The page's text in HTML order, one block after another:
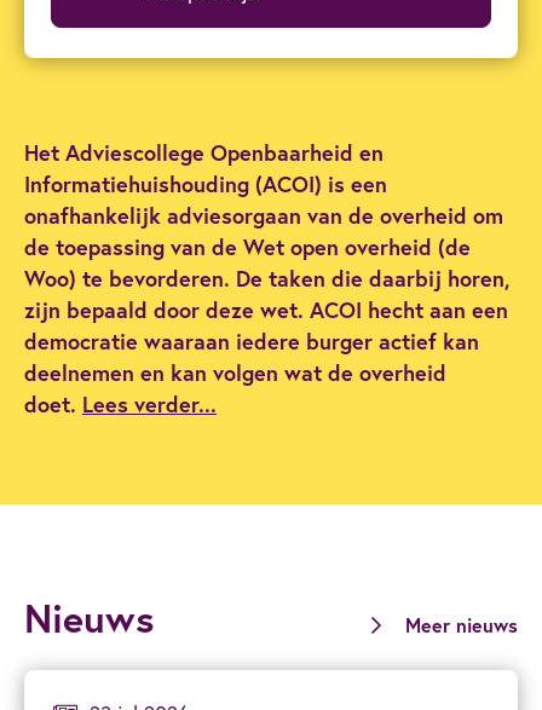
Het Adviescollege Openbaarheid en
Informatiehuishouding (ACOI) is een
onafhankelijk adviesorgaan van de overheid om
de toepassing van de Wet open overheid (de
Woo) te bevorderen. De taken die daarbij horen,
zijn bepaald door deze wet. ACOI hecht aan een
democratie waaraan iedere burger actief kan
deelnemen en kan volgen wat de overheid
doet. Lees verder...
Nieuws Meer nieuws